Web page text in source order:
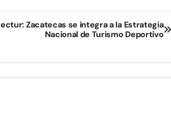
Zacatecas se integra a la Estrategia
Nacional de Turismo Deportivo